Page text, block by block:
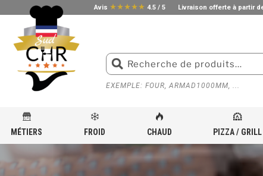
Avis star_ratestar_ratestar_ratestar_ratestar_rate 4.5 / 5 Livraison offerte à partir
EXEMPLE: FOUR, ARMAD1000MM, ...
MÉTIERS FROID CHAUD PIZZA / GRILL
ACCUEIL »MATÉRIEL DE CUISSON POUR CUISINE PROFESSIONNELLE PLAQUE DE